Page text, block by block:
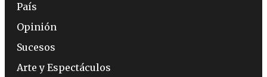
País
Opinión
Sucesos
Arte y Espectáculos